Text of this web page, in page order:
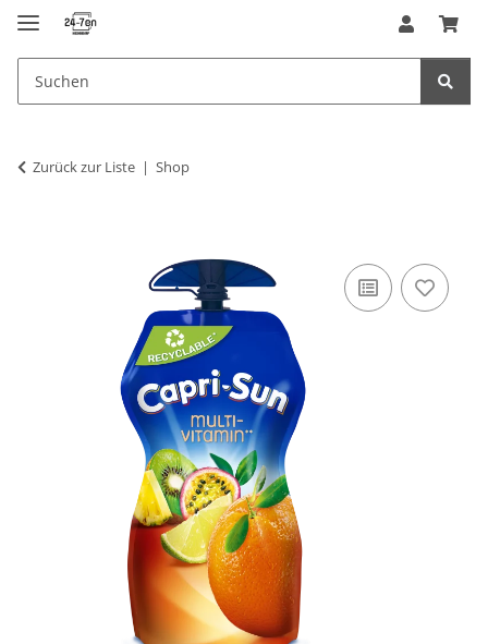
Zurück zur Liste Shop